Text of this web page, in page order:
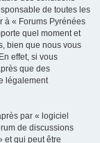
de toutes les
à « Forums Pyrénées
quel moment et
bien que nous vous
effet, si vous
que des
légalement
par « logiciel
de discussions
et qui peut être